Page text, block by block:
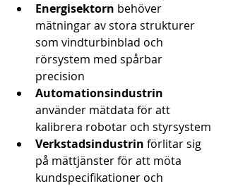
Energisektorn behöver
mätningar av stora strukturer
som vindturbinblad och
rörsystem med spårbar
precision
Automationsindustrin
använder mätdata för att
kalibrera robotar och styrsystem
Verkstadsindustrin förlitar sig
på mättjänster för att möta
kundspecifikationer och